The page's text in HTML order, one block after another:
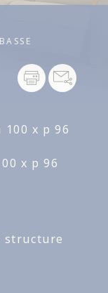
100 x p 96
x p 96
structure